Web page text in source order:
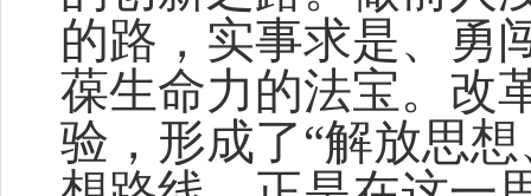
的路，实事求是、勇
葆生命力的法宝。改
验，形成了“解放思